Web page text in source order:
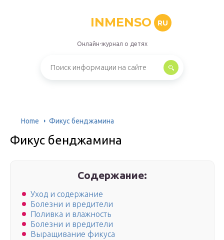
INMENSO RU
Онлайн-журнал о детях
Home Фикус бенджамина
Фикус бенджамина
Содержание:
Уход и содержание
Болезни и вредители
Поливка и влажность
Болезни и вредители
Выращивание фикуса